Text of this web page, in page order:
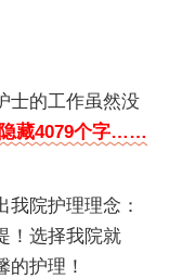
士的工作虽然没
藏4079个字……
院护理理念：
！选择我院就
的护理！